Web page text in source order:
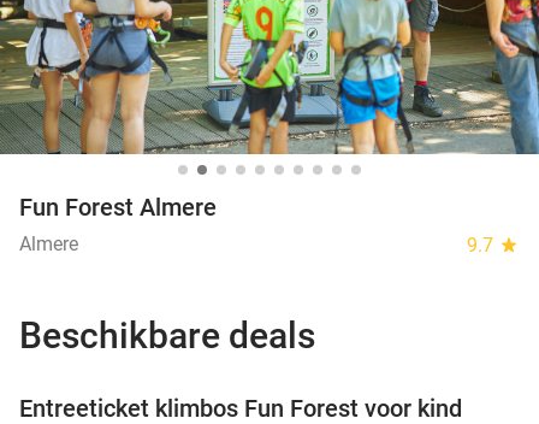
Fun Forest Almere
Almere 9.7 star
Beschikbare deals
Entreeticket klimbos Fun Forest voor kind